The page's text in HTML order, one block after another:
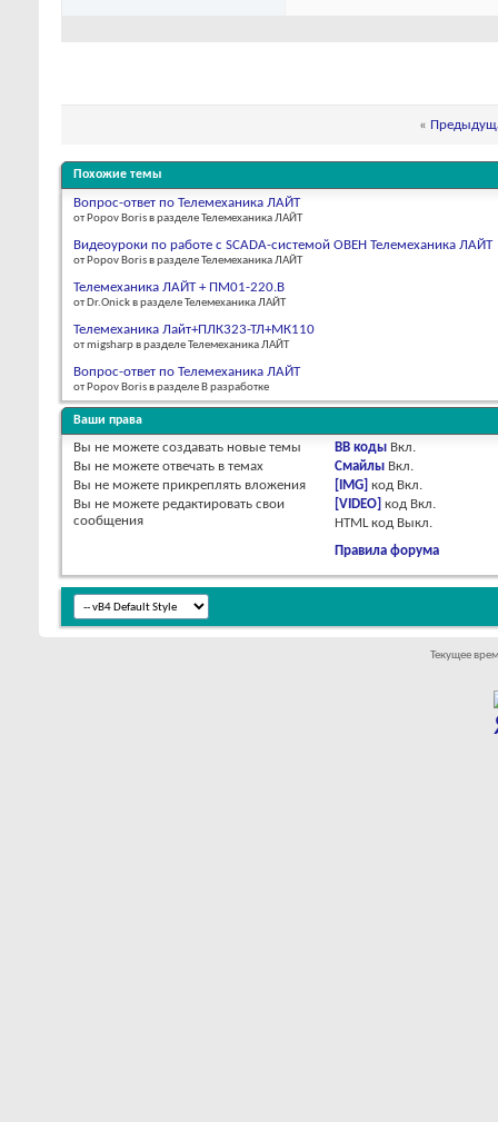
«
Похожие темы
Вопрос-ответ по Телемеханика ЛАЙТ
от Popov Boris в разделе Телемеханика ЛАЙТ
Видеоуроки по работе с SCADA-системой ОВЕН Телемеханика ЛАЙТ
от Popov Boris в разделе Телемеханика ЛАЙТ
Телемеханика ЛАЙТ + ПМ01-220.В
от Dr.Onick в разделе Телемеханика ЛАЙТ
Телемеханика Лайт+ПЛК323-ТЛ+МК110
от migsharp в разделе Телемеханика ЛАЙТ
Вопрос-ответ по Телемеханика ЛАЙТ
от Popov Boris в разделе В разработке
Ваши права
Вы не можете создавать новые темы
Вы не можете отвечать в темах
Вы не можете прикреплять вложения
Вы не можете редактировать свои
сообщения
BB коды Вкл.
Смайлы Вкл.
[IMG] код Вкл.
[VIDEO] код Вкл.
HTML код Выкл.
Правила форума
Текущее